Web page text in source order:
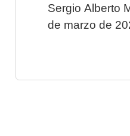
Sergio Alberto
de marzo de